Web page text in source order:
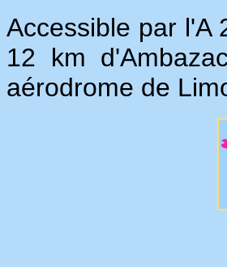
Accessible par l'A
12 km
aérodrome de